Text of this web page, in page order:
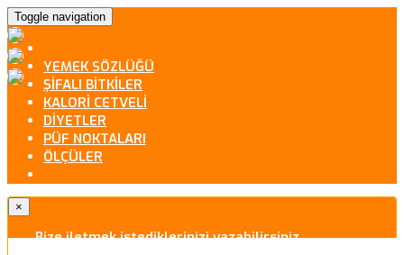
Toggle navigation
YEMEK SÖZLÜĞÜ
ŞİFALI BİTKİLER
KALORİ CETVELİ
DİYETLER
PÜF NOKTALARI
ÖLÇÜLER
×
Bize iletmek istediklerinizi yazabilirsiniz.